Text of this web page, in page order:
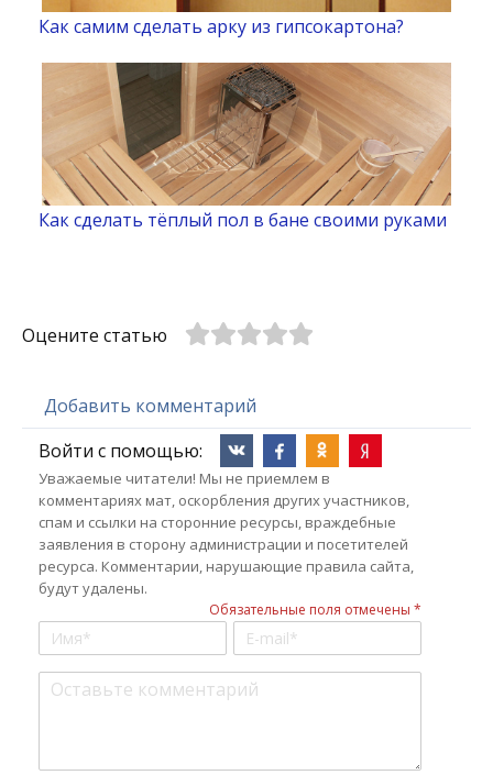
Как самим сделать арку из гипсокартона?
Как сделать тёплый пол в бане своими руками
Оцените статью
Добавить комментарий
Войти с помощью:
Уважаемые читатели! Мы не приемлем в
комментариях мат, оскорбления других участников,
спам и ссылки на сторонние ресурсы, враждебные
заявления в сторону администрации и посетителей
ресурса. Комментарии, нарушающие правила сайта,
будут удалены.
Обязательные поля отмечены *